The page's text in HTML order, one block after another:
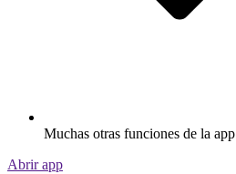
Muchas otras funciones de la app
Abrir app